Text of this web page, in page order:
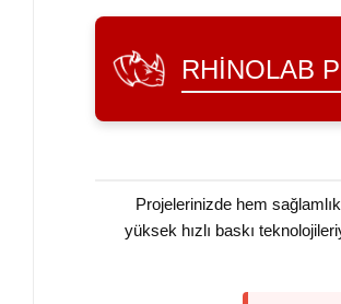
RHINOLAB
Projelerinizde hem
yüksek hızlı baskı